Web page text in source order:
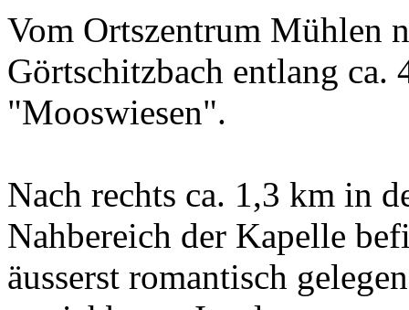
Vom Ortszentrum Mühlen
Görtschitzbach entlang ca.
"Mooswiesen".
Nach rechts ca. 1,3 km in
Nahbereich der Kapelle
äusserst romantisch